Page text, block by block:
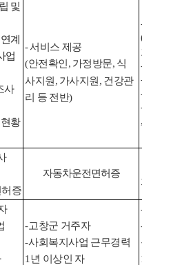
및
계
업
사
황
-서비스 제공
(안전확인 , 가정방문, 식
사지원 , 가사지원 , 건강관
리 등 전반)
-
(
호흡등
-
-
-
-
,
증
자동차운전면허증
자동
-고창군 거주자
-사회복지사업 근무경력
1 년 이상인 자
-
-
근무
1